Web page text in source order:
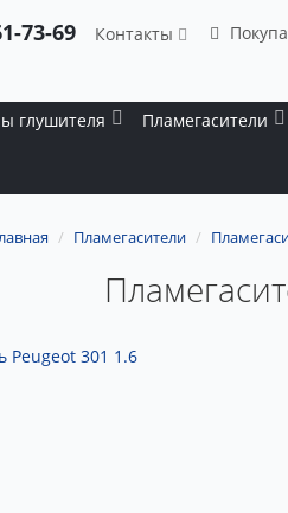
73-69 Контакты
глушителя Пламегасители
Пламегасители